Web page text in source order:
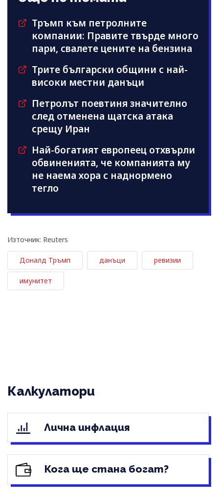
Тръмп към петролните
компании: Правите твърде много
пари, свалете цените на бензина
Трите български общини с най-
високи местни данъци
Петролът поевтиня значително
след отменена щатска атака
срещу Иран
Най-богатият европеец отхвърли
обвиненията, че компанията му
не наема хора с наднормено
тегло
Източник: Reuters
Доналд Тръмп данъци ревизии
имунитет
Калкулатори
Лична инфлация
Кога ще стана богат?